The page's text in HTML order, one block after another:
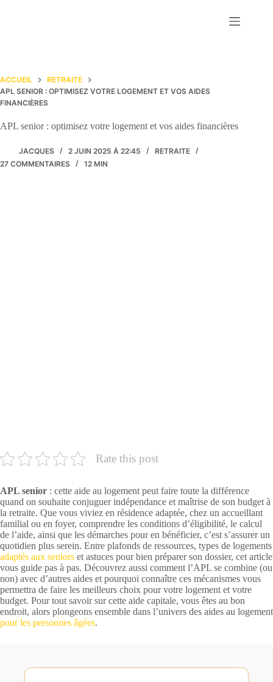
ACCUEIL
RETRAITE
APL SENIOR : OPTIMISEZ VOTRE LOGEMENT ET VOS AIDES
FINANCIÈRES
APL senior : optimisez votre logement et vos aides financières
JACQUES 2 JUIN 2025 À 22:45
RETRAITE
27 COMMENTAIRES
12 MIN
Rate this post
APL senior : cette aide au logement peut faire toute la différence
quand on souhaite conjuguer indépendance et maîtrise de son budget à
la retraite. Que vous viviez en résidence adaptée, chez un accueillant
familial ou en foyer, comprendre les conditions d’éligibilité, le calcul
de l’aide, ainsi que les démarches pour en bénéficier, c’est s’assurer un
quotidien plus serein. Entre plafonds de ressources, types de logements
adaptés aux seniors et astuces pour bien préparer son dossier, cet article
vous guide pas à pas. Découvrez aussi comment l’APL se combine (ou
non) avec d’autres aides et pourquoi connaître ces mécanismes vous
permettra de faire les meilleurs choix pour votre logement et votre
budget. Pour tout savoir sur cette aide capitale, vous êtes au bon
endroit, alors plongeons ensemble dans l’univers des aides au logement
pour les personnes âgées.